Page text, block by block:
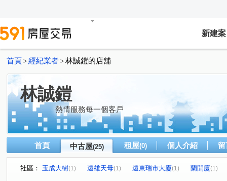
新建案
首頁 > 經紀業者 > 林誠鎧的店舖
林誠鎧
熱情服務每一個客戶
首頁 中古屋(25) 租屋(0) 個人介紹
社區： 玉成大樹(1) 遠雄天母(1) 遠東瑞市大廈(1) 蘭開廈(1)